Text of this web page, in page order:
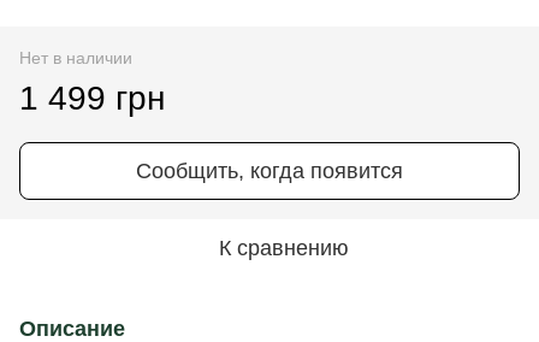
Нет в наличии
1 499 грн
Сообщить, когда появится
К сравнению
Описание